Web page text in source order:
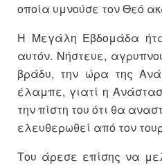
οποία υμνούσε τον Θεό
Η Μεγάλη Εβδομάδα
αυτόν. Νήστευε,
βράδυ, την ώρα της
έλαμπε, γιατί η
την πίστη του ότι θα
ελευθερωθεί από τον
Του άρεσε επίσης να